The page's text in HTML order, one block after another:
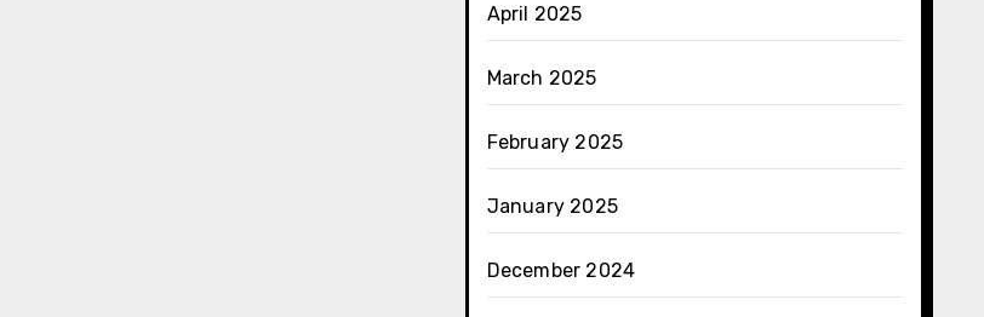
April 2025
March 2025
February 2025
January 2025
December 2024